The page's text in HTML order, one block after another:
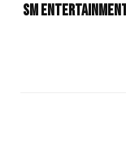
SM